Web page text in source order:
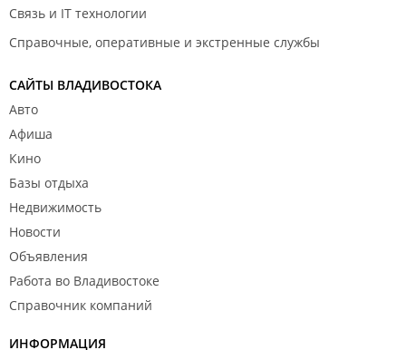
Связь и IT технологии
Справочные, оперативные и экстренные службы
САЙТЫ ВЛАДИВОСТОКА
Авто
Афиша
Кино
Базы отдыха
Недвижимость
Новости
Объявления
Работа во Владивостоке
Справочник компаний
ИНФОРМАЦИЯ